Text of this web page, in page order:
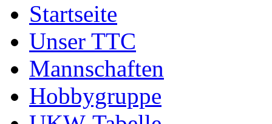
Startseite
Unser TTC
Mannschaften
Hobbygruppe